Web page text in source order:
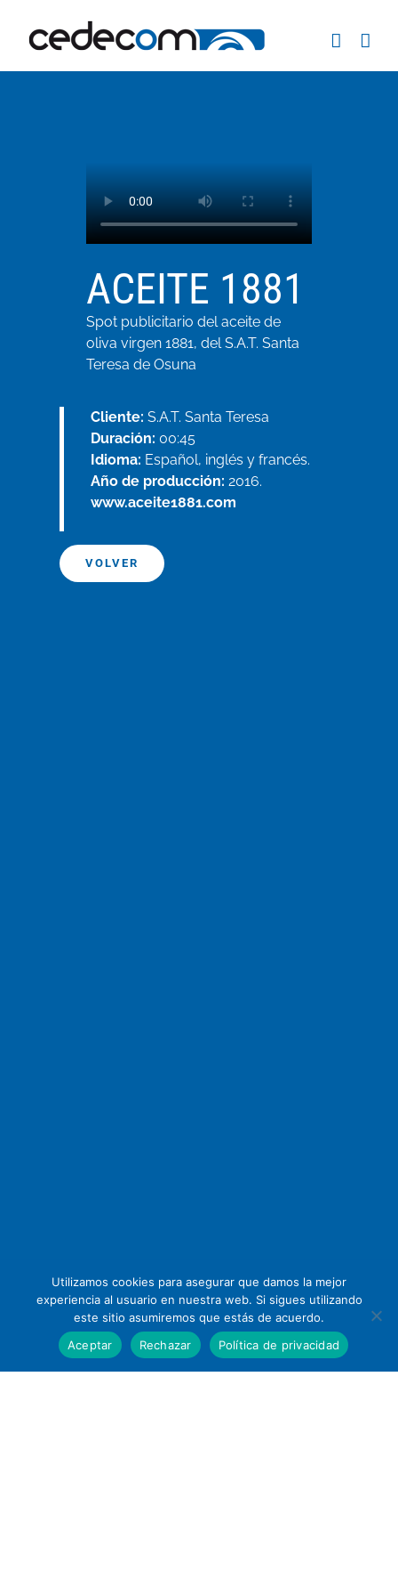
contenido
ACEITE 1881
Spot publicitario del aceite de
oliva virgen 1881, del S.A.T. Santa
Teresa de Osuna
Cliente: S.A.T. Santa Teresa
Duración: 00:45
Idioma: Español, inglés y francés.
Año de producción: 2016.
www.aceite1881.com
VOLVER
Utilizamos cookies para asegurar que damos la mejor
experiencia al usuario en nuestra web. Si sigues utilizando
este sitio asumiremos que estás de acuerdo.
Aceptar
Rechazar Política de privacidad